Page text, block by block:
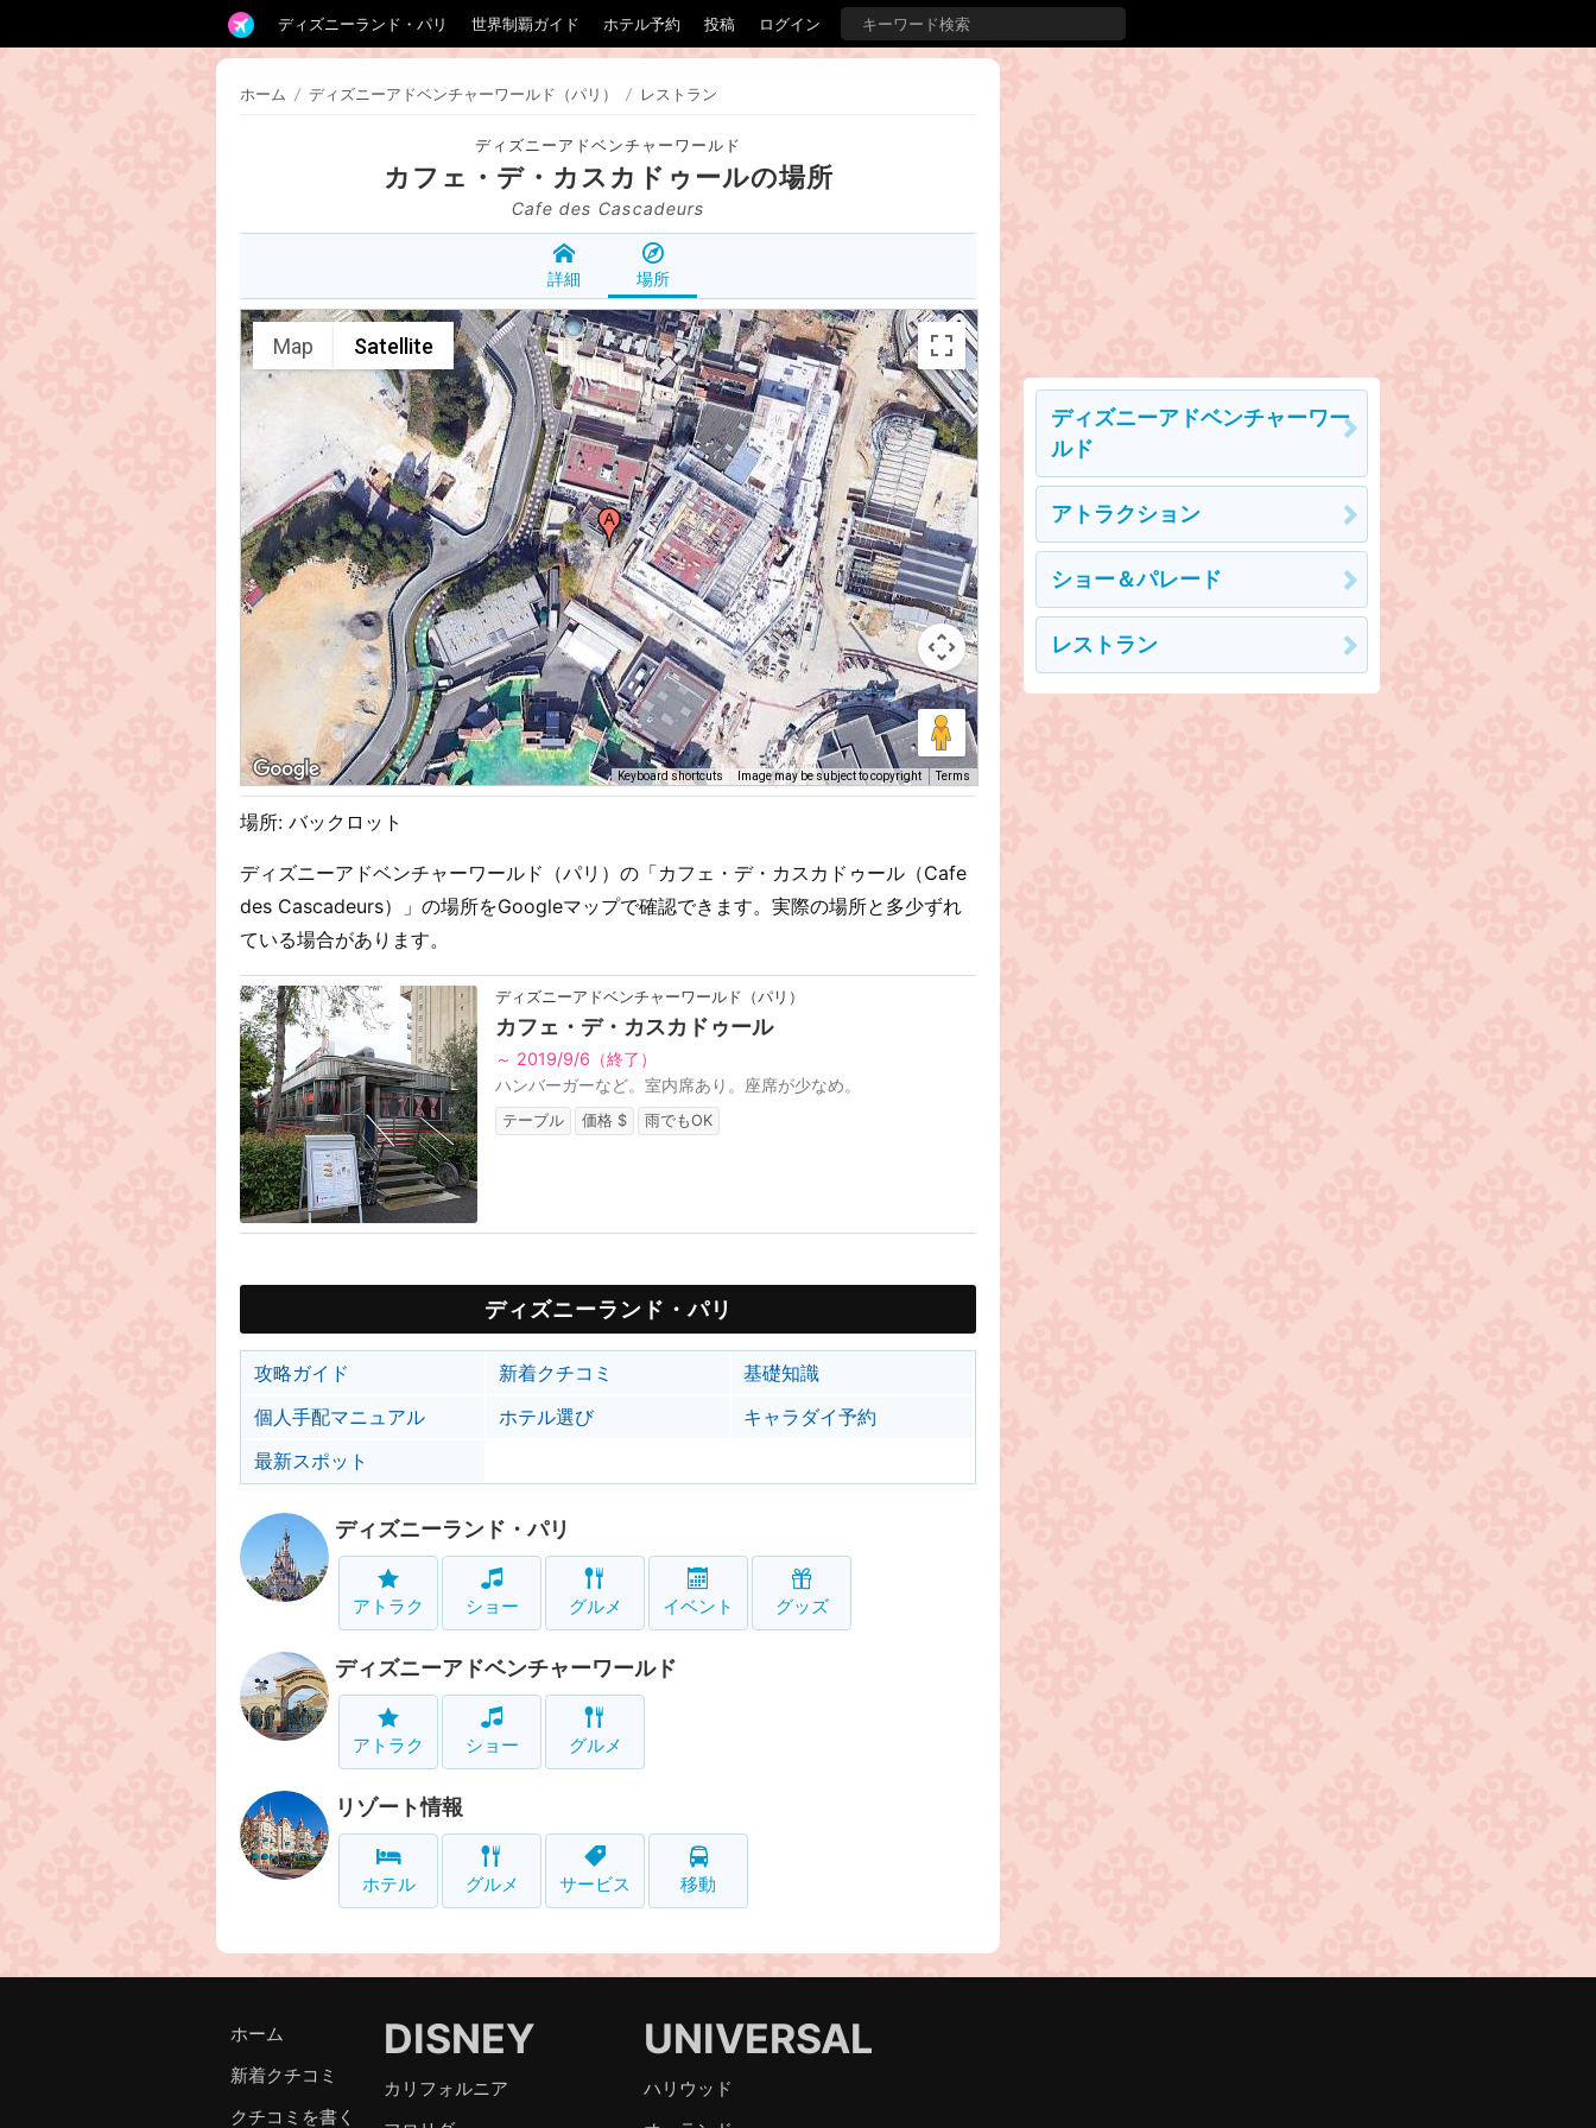
ディズニーランド・パリ 世界制覇ガイド ホテル予約 投稿 ログイン
ホーム / ディズニーアドベンチャーワールド（パリ） / レストラン
ディズニーアドベンチャーワールド
カフェ・デ・カスカドゥールの場所
Cafe des Cascadeurs
詳細 場所
Map Satellite
Keyboard shortcuts Image may be subject to copyright Terms
場所: バックロット
ディズニーアドベンチャーワールド（パリ）の「カフェ・デ・カスカドゥール（Cafe
des Cascadeurs）」の場所をGoogleマップで確認できます。実際の場所と多少ずれ
ている場合があります。
ディズニーアドベンチャーワールド（パリ）
カフェ・デ・カスカドゥール
～ 2019/9/6（終了）
ハンバーガーなど。室内席あり。座席が少なめ。
テーブル 価格 $ 雨でもOK
ディズニーランド・パリ
攻略ガイド 新着クチコミ
基礎知識
個人手配マニュアル
ホテル選び
キャラダイ予約
最新スポット
ディズニーランド・パリ
アトラク ショー グルメ イベント グッズ
ディズニーアドベンチャーワールド
アトラク ショー グルメ
リゾート情報
ホテル グルメ サービス 移動
ディズニーアドベンチャーワー
ルド
アトラクション
ショー＆パレード
レストラン
ホーム
新着クチコミ
クチコミを書く
DISNEY
カリフォルニア
UNIVERSAL
ハリウッド